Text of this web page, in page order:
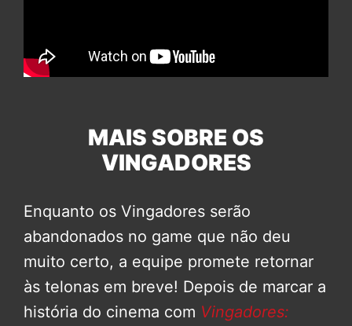
MAIS SOBRE OS
VINGADORES
Enquanto os Vingadores serão
abandonados no game que não deu
muito certo, a equipe promete retornar
às telonas em breve! Depois de marcar a
história do cinema com Vingadores: